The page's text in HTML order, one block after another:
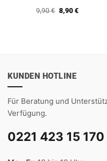
Bewertet
mit 5 von
9,90€ Ursprünglicher
Preis
8,90€Aktueller
KUNDEN HOTLINE
Für Beratung und
Verfügung.
0221 423 15 170